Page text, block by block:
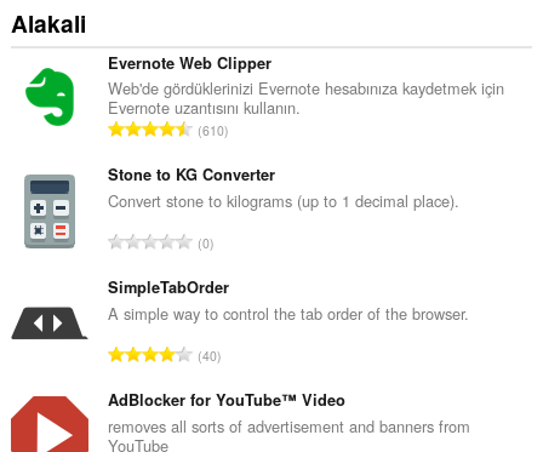
Alakali
Evernote Web Clipper
Web'de gördüklerinizi Evernote hesabınıza kaydetmek için
Evernote uzantısını kullanın.
T
p
l
m
y
s
a
y
ı
s
610
Stone to KG Converter
Convert stone to kilograms (up to 1 decimal place).
T
p
l
m
y
s
0
SimpleTabOrder
A simple way to control the tab order of the browser.
T
p
l
40
AdBlocker for YouTube™ Video
removes all sorts of advertisement and banners from
YouTube